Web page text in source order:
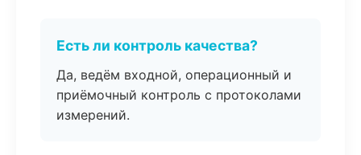
Есть ли контроль качества?
Да, ведём входной, операционный и
приёмочный контроль с протоколами
измерений.